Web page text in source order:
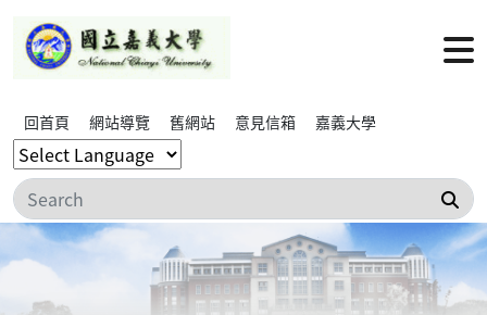
回首頁 網站導覽 舊網站 意見信箱 嘉義大學
搜